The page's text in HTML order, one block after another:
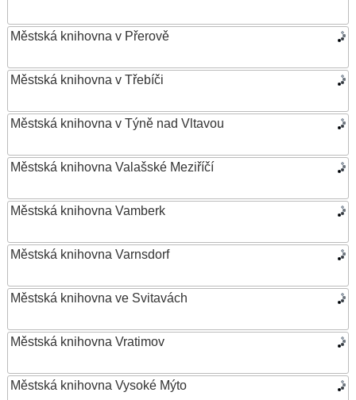
Městská knihovna v Přerově
Městská knihovna v Třebíči
Městská knihovna v Týně nad Vltavou
Městská knihovna Valašské Meziříčí
Městská knihovna Vamberk
Městská knihovna Varnsdorf
Městská knihovna ve Svitavách
Městská knihovna Vratimov
Městská knihovna Vysoké Mýto